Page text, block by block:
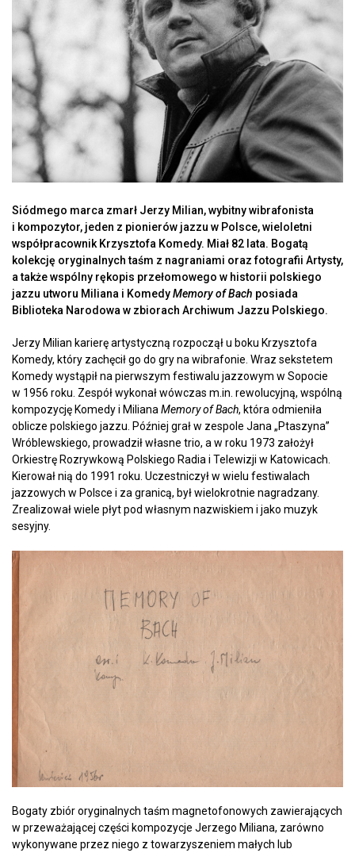
Siódmego marca zmarł Jerzy Milian, wybitny wibrafonista
i kompozytor, jeden z pionierów jazzu w Polsce, wieloletni
współpracownik Krzysztofa Komedy. Miał 82 lata. Bogatą
kolekcję oryginalnych taśm z nagraniami oraz fotografii Artysty,
a także wspólny rękopis przełomowego w historii polskiego
jazzu utworu Miliana i KomedyMemory of Bach posiada
Biblioteka Narodowa w zbiorach Archiwum Jazzu Polskiego.
Jerzy Milian karierę artystyczną rozpoczął u boku Krzysztofa
Komedy, który zachęcił go do gry na wibrafonie. Wraz sekstetem
Komedy wystąpił na pierwszym festiwalu jazzowym w Sopocie
w 1956 roku. Zespół wykonał wówczas m.in. rewolucyjną, wspólną
kompozycję Komedy i Miliana Memory of Bach, która odmieniła
oblicze polskiego jazzu. Później grał w zespole Jana „Ptaszyna”
Wróblewskiego, prowadził własne trio, a w roku 1973 założył
Orkiestrę Rozrywkową Polskiego Radia i Telewizji w Katowicach.
Kierował nią do 1991 roku. Uczestniczył w wielu festiwalach
jazzowych w Polsce i za granicą, był wielokrotnie nagradzany.
Zrealizował wiele płyt pod własnym nazwiskiem i jako muzyk
sesyjny.
Bogaty zbiór oryginalnych taśm magnetofonowych zawierających
w przeważającej części kompozycje Jerzego Miliana, zarówno
wykonywane przez niego z towarzyszeniem małych lub